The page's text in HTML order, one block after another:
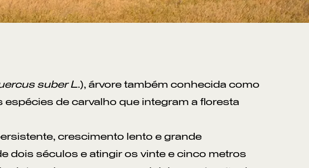
suber L.), árvore também conhecida como
de carvalho que integram a floresta
crescimento lento e grande
dois séculos e atingir os vinte e cinco metros